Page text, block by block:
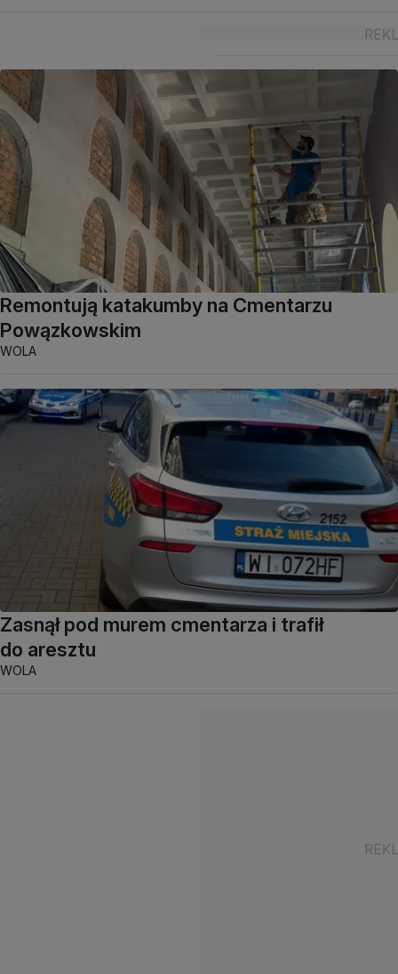
Remontują katakumby na Cmentarzu
Powązkowskim
WOLA
Zasnął pod murem cmentarza i trafił
do aresztu
WOLA